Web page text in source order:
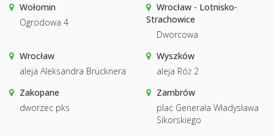
Wołomin
Ogrodowa 4
Wrocław - Lotnisko-
Strachowice
Dworcowa
Wrocław
aleja Aleksandra Brücknera
Wyszków
aleja Róż 2
Zakopane
dworzec pks
Zambrów
plac Generała Władysława
Sikorskiego